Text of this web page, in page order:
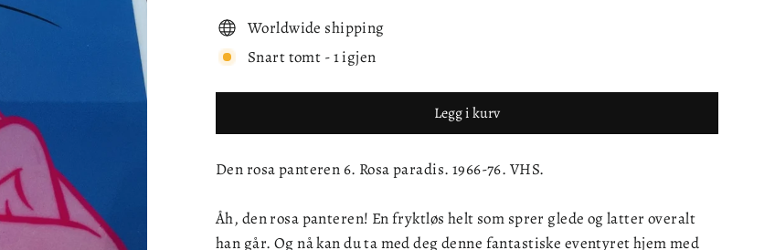
Worldwide shipping
Snart tomt - 1 igjen
Legg i kurv
Den rosa panteren 6. Rosa paradis. 1966-76. VHS.
Åh, den rosa panteren! En fryktløs helt som sprer glede og latter overalt
han går. Og nå kan du ta med deg denne fantastiske eventyret hjem med